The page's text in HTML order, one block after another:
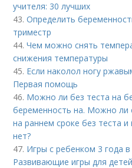
учителя: 30 лучших
43.Определить
триместр
44.Чем можно снять
снижения температуры
45. Если наколол ногу
Первая помощь
46. Можно ли без теста на
беременность на. Можно ли
на раннем сроке без теста
нет?
47. Игры с ребенком 3 года
Развивающие игры для